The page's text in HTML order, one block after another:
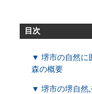
目次
▼ 堺市の自然に
森の概要
▼ 堺市の堺自然